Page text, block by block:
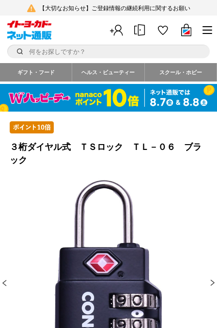
【大切なお知らせ】ご登録情報の継続利用に関するお願い
ギフト・フード ヘルス・ビューティー スクール・ホビー
３桁ダイヤル式 ＴＳロック ＴＬ－０６ ブラ
ック